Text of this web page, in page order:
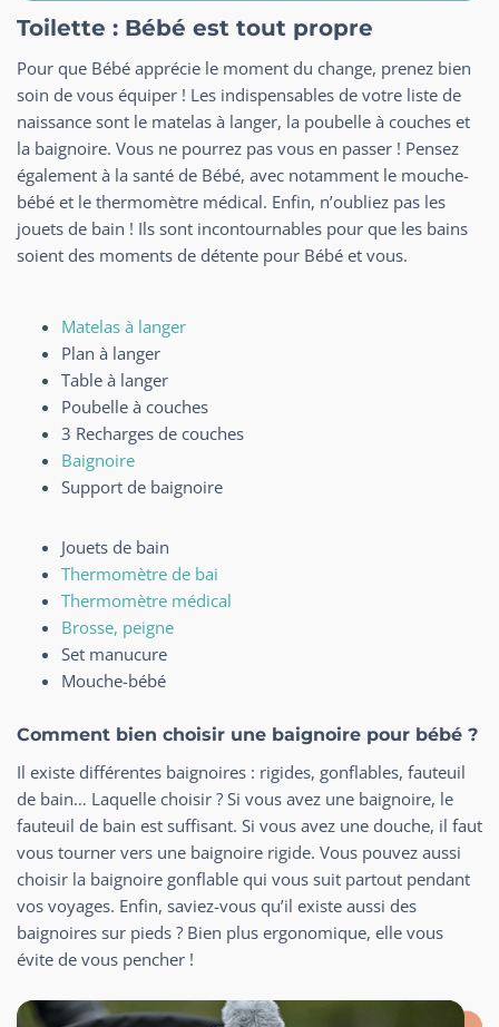
Toilette : Bébé est tout propre
Pour que Bébé apprécie le moment du change, prenez bien
soin de vous équiper ! Les indispensables de votre liste de
naissance sont le matelas à langer, la poubelle à couches et
la baignoire. Vous ne pourrez pas vous en passer ! Pensez
également à la santé de Bébé, avec notamment le mouche-
bébé et le thermomètre médical. Enfin, n’oubliez pas les
jouets de bain ! Ils sont incontournables pour que les bains
soient des moments de détente pour Bébé et vous.
Matelas à langer
Plan à langer
Table à langer
Poubelle à couches
3 Recharges de couches
Baignoire
Support de baignoire
Jouets de bain
Thermomètre de bai
Thermomètre médical
Brosse, peigne
Set manucure
Mouche-bébé
Comment bien choisir une baignoire pour bébé ?
Il existe différentes baignoires : rigides, gonflables, fauteuil
de bain… Laquelle choisir ? Si vous avez une baignoire, le
fauteuil de bain est suffisant. Si vous avez une douche, il faut
vous tourner vers une baignoire rigide. Vous pouvez aussi
choisir la baignoire gonflable qui vous suit partout pendant
vos voyages. Enfin, saviez-vous qu’il existe aussi des
baignoires sur pieds ? Bien plus ergonomique, elle vous
évite de vous pencher !